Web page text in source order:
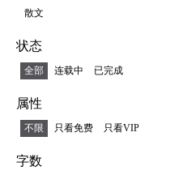
散文
状态
全部 连载中 已完成
属性
不限 只看免费 只看VIP
字数